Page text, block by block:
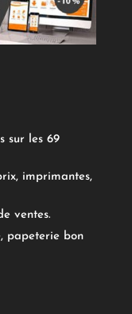
sur les 69
imprimantes,
ventes.
papeterie bon